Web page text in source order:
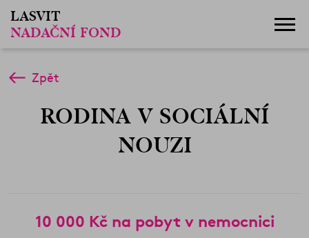
LASVIT
NADAČNÍ FOND
Zpět
RODINA V SOCIÁLNÍ
NOUZI
10 000 Kč na pobyt v nemocnici